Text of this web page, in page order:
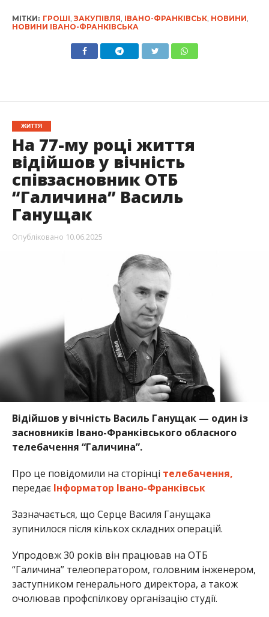
МІТКИ: ГРОШІ ЗАКУПІВЛЯ ІВАНО-ФРАНКІВСЬК, НОВИНИ
НОВИНИ ІВАНО-ФРАНКІВСЬКА
ЖИТТЯ
На 77-му році життя
відійшов у вічність
співзасновник ОТБ
“Галичина” Василь
Ганущак
Опубліковано 10.06.2025
Відійшов у вічність Василь Ганущак — один із
засновників Івано-Франківського обласного
телебачення “Галичина”.
Про це повідомили на сторінці телебачення,
передає Інформатор Івано-Франківськ
Зазначається, що Серце Василя Ганущака
зупинилося після кількох складних операцій.
Упродовж 30 років він працював на ОТБ
“Галичина” телеоператором, головним інженером,
заступником генерального директора, а також
очолював профспілкову організацію студії.